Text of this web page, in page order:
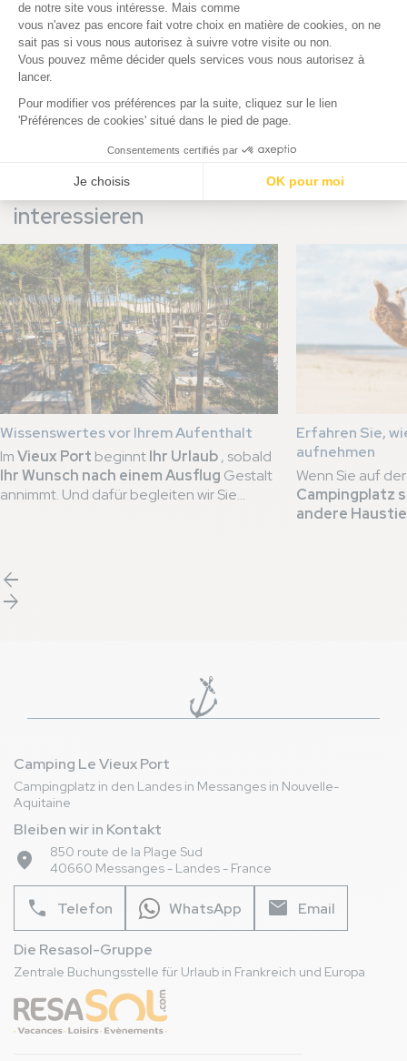
zurückgelegt, ohne es zu merken! Um Ihre Radtour in den
Landes genauer zu planen, besuchen Sie die offizielle
Website der Vélodysée: www.lavelodyssee.com
Diese Neuigkeiten könnten Sie
interessieren
Wissenswertes vor Ihrem Aufenthalt
ImVieux Port beginntIhr Urlaub, sobald
Ihr Wunsch nach einem Ausflug Gestalt
annimmt. Und dafür begleiten wir Sie
Praktiken
einen
unserem
Erfahren Sie,
aufnehmen
Wenn Sie auf
Campingplatz
andere
arrow_back
arrow_forward
Camping Le Vieux Port
Campingplatz in den Landes in Messanges in Nouvelle-
Aquitaine
Bleiben wir in Kontakt
place
850 route de la Plage Sud
40660 Messanges - Landes - France
phone Telefon WhatsApp mail Email
Die Resasol-Gruppe
Zentrale Buchungsstelle für Urlaub in Frankreich und Europa